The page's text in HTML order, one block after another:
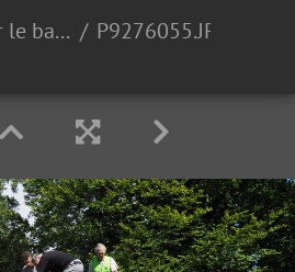
La Vence sur le bas de Quaix P9276055.JPG